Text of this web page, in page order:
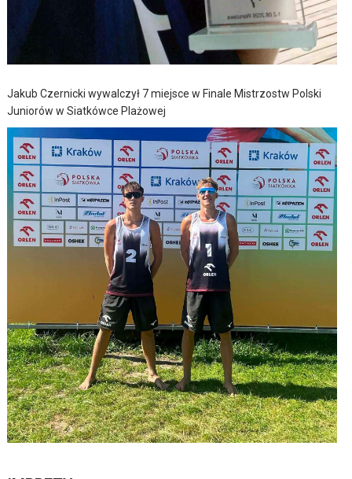
Jakub Czernicki wywalczył 7 miejsce w Finale Mistrzostw Polski
Juniorów w Siatkówce Plażowej